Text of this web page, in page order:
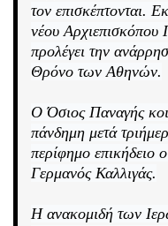
τον επισκέπτονται.
νέου Αρχιεπισκόπου
προλέγει την
Θρόνο των Αθηνών.
Ο Όσιος Παναγής
πάνδημη μετά
περίφημο επικήδειο
Γερμανός Καλλιγάς.
Η ανακομιδή των